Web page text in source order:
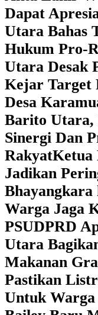
Dapat
Utara Bahas
Hukum Pro-
Utara Desak
Kejar Target
Desa
Barito Utara,
Sinergi Dan
RakyatKetua
Jadikan
Warga Jaga
PSUDPRD
Utara
Makanan
Pastikan
Untuk